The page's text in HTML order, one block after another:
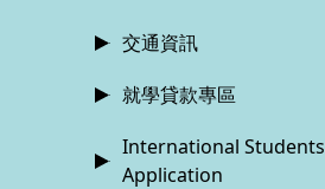
交通資訊
就學貸款專區
International Students
Application